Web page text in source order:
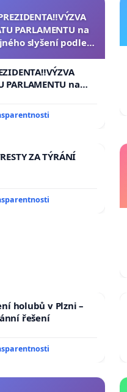
PARLAMENTU na
slyšení podle §
usnesení k podání
na prezidenta
PARLAMENTU na
slyšení podle §
k podání ústavní
ZA TÝRÁNÍ
holubů v Plzni –
řešení